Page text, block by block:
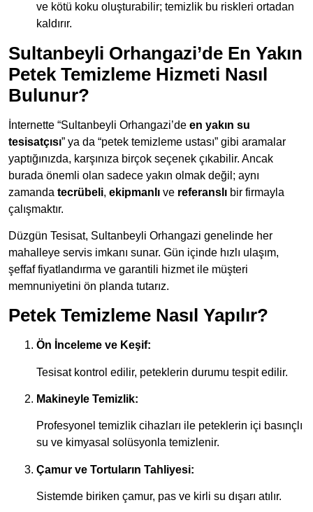
ve kötü koku oluşturabilir; temizlik bu riskleri ortadan
kaldırır.
Sultanbeyli Orhangazi’de En Yakın
Petek Temizleme Hizmeti Nasıl
Bulunur?
İnternette “Sultanbeyli Orhangazi’de en yakın su
tesisatçısı” ya da “petek temizleme ustası” gibi aramalar
yaptığınızda, karşınıza birçok seçenek çıkabilir. Ancak
burada önemli olan sadece yakın olmak değil; aynı
zamanda tecrübeli, ekipmanlı ve referanslı bir firmayla
çalışmaktır.
Düzgün Tesisat, Sultanbeyli Orhangazi genelinde her
mahalleye servis imkanı sunar. Gün içinde hızlı ulaşım,
şeffaf fiyatlandırma ve garantili hizmet ile müşteri
memnuniyetini ön planda tutarız.
Petek Temizleme Nasıl Yapılır?
Ön İnceleme ve Keşif:
Tesisat kontrol edilir, peteklerin durumu tespit edilir.
Makineyle Temizlik:
Profesyonel temizlik cihazları ile peteklerin içi basınçlı
su ve kimyasal solüsyonla temizlenir.
Çamur ve Tortuların Tahliyesi:
Sistemde biriken çamur, pas ve kirli su dışarı atılır.